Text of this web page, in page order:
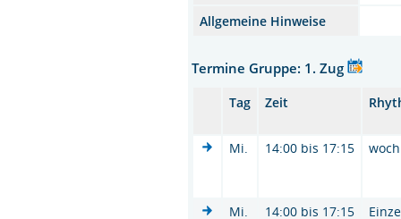
Allgemeine Hinweise
Termine Gruppe: 1. Zug
Tag Zeit
Mi. 14:00 bis 17:15 woch
Mi. 14:00 bis 17:15